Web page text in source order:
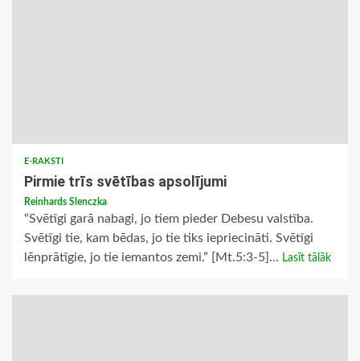
E-RAKSTI
Pirmie trīs svētības apsolījumi
Reinhards Slenczka
“Svētīgi garā nabagi, jo tiem pieder Debesu valstība.
Svētīgi tie, kam bēdas, jo tie tiks iepriecināti. Svētīgi
lēnprātīgie, jo tie iemantos zemi.” [Mt.5:3-5]... Lasīt tālāk